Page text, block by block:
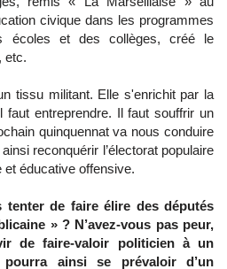
civique dans les programmes
écoles et des collèges, créé le
etc.
tissu militant. Elle s'enrichit par la
faut entreprendre. Il faut souffrir un
quinquennat va nous conduire
reconquérir l’électorat populaire
et éducative offensive.
tenter de faire élire des députés
» ? N’avez-vous pas peur,
de faire-valoir politicien à un
ainsi se prévaloir d’un